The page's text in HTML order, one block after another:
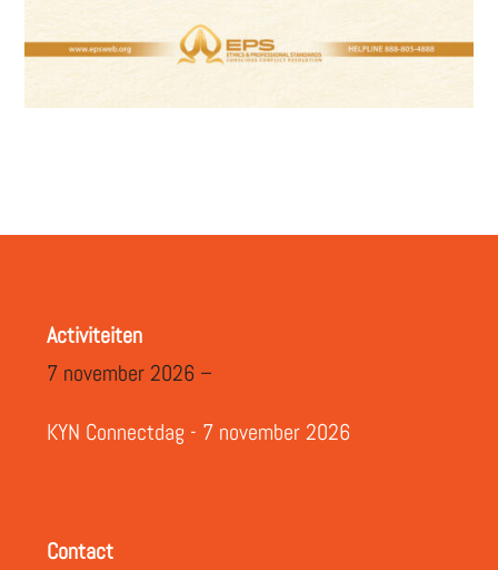
Activiteiten
7 november 2026 –
KYN Connectdag - 7 november 2026
Contact